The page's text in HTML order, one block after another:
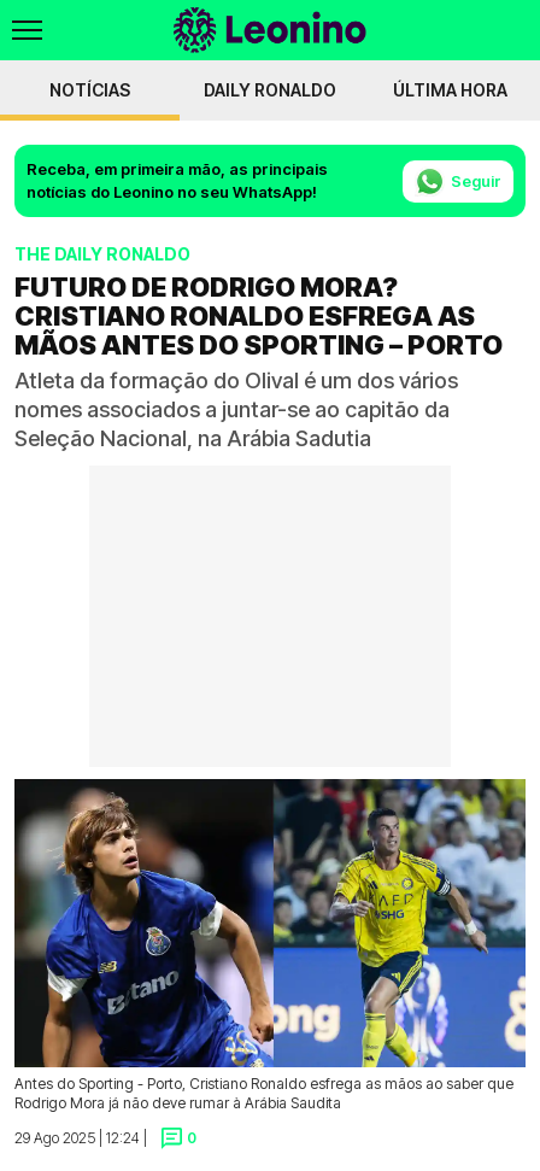
NOTÍCIAS DAILY RONALDO ÚLTIMA HORA
Receba, em primeira mão, as principais
notícias do Leonino no seu WhatsApp!
Seguir
THE DAILY RONALDO
FUTURO DE RODRIGO MORA?
CRISTIANO RONALDO ESFREGA AS
MÃOS ANTES DO SPORTING – PORTO
Atleta da formação do Olival é um dos vários
nomes associados a juntar-se ao capitão da
Seleção Nacional, na Arábia Sadutia
Antes do Sporting - Porto, Cristiano Ronaldo esfrega as mãos ao saber que
Rodrigo Mora já não deve rumar à Arábia Saudita
29 Ago 2025 | 12:24 |
0